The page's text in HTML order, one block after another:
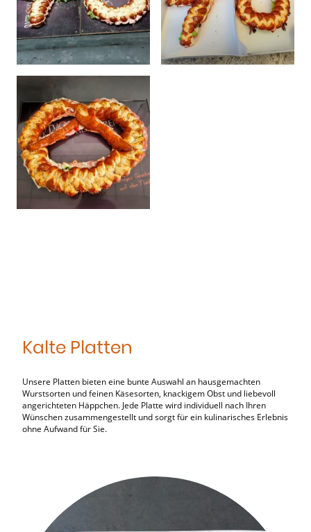
Kalte Platten
Unsere Platten bieten eine bunte Auswahl an hausgemachten
Wurstsorten und feinen Käsesorten, knackigem Obst und liebevoll
angerichteten Häppchen. Jede Platte wird individuell nach Ihren
Wünschen zusammengestellt und sorgt für ein kulinarisches Erlebnis
ohne Aufwand für Sie.